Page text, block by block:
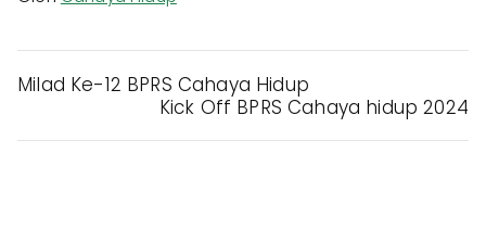
Milad Ke-12 BPRS Cahaya Hidup
Kick Off BPRS Cahaya hidup 2024